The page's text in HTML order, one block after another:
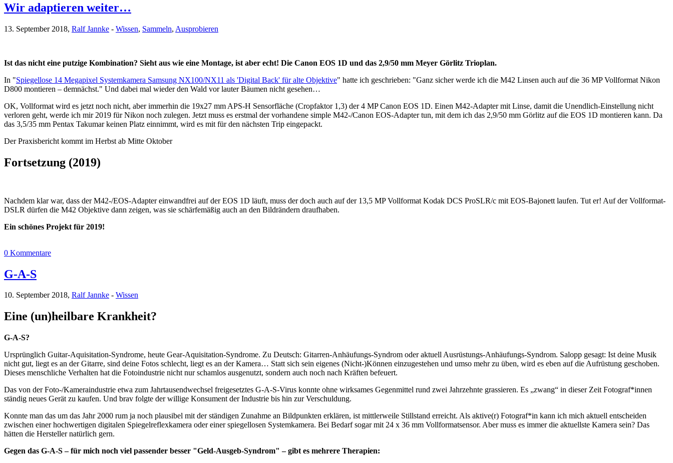
Wir adaptieren weiter…
13. September 2018, Ralf Jannke - Wissen, Sammeln, Ausprobieren
Ist das nicht eine putzige Kombination? Sieht aus wie eine Montage, ist aber echt! Die Canon EOS 1D und das 2,9/50 mm Meyer Görlitz Trioplan.
In "Spiegellose 14 Megapixel Systemkamera Samsung NX100/NX11 als 'Digital Back' für alte Objektive" hatte ich geschrieben: "Ganz sicher werde ich die M42 Linsen auch auf die 36 MP Vollformat Nikon
D800 montieren – demnächst." Und dabei mal wieder den Wald vor lauter Bäumen nicht gesehen…
OK, Vollformat wird es jetzt noch nicht, aber immerhin die 19x27 mm APS-H Sensorfläche (Cropfaktor 1,3) der 4 MP Canon EOS 1D. Einen M42-Adapter mit Linse, damit die Unendlich-Einstellung nicht
verloren geht, werde ich mir 2019 für Nikon noch zulegen. Jetzt muss es erstmal der vorhandene simple M42-/Canon EOS-Adapter tun, mit dem ich das 2,9/50 mm Görlitz auf die EOS 1D montieren kann. Da
das 3,5/35 mm Pentax Takumar keinen Platz einnimmt, wird es mit für den nächsten Trip eingepackt.
Der Praxisbericht kommt im Herbst ab Mitte Oktober
Fortsetzung (2019)
Nachdem klar war, dass der M42-/EOS-Adapter einwandfrei auf der EOS 1D läuft, muss der doch auch auf der 13,5 MP Vollformat Kodak DCS ProSLR/c mit EOS-Bajonett laufen. Tut er! Auf der Vollformat-
DSLR dürfen die M42 Objektive dann zeigen, was sie schärfemäßig auch an den Bildrändern draufhaben.
Ein schönes Projekt für 2019!
0 Kommentare
G-A-S
10. September 2018, Ralf Jannke - Wissen
Eine (un)heilbare Krankheit?
G-A-S?
Ursprünglich Guitar-Aquisitation-Syndrome, heute Gear-Aquisitation-Syndrome. Zu Deutsch: Gitarren-Anhäufungs-Syndrom oder aktuell Ausrüstungs-Anhäufungs-Syndrom. Salopp gesagt: Ist deine Musik
nicht gut, liegt es an der Gitarre, sind deine Fotos schlecht, liegt es an der Kamera… Statt sich sein eigenes (Nicht-)Können einzugestehen und umso mehr zu üben, wird es eben auf die Aufrüstung geschoben.
Dieses menschliche Verhalten hat die Fotoindustrie nicht nur schamlos ausgenutzt, sondern auch noch nach Kräften befeuert.
Das von der Foto-/Kameraindustrie etwa zum Jahrtausendwechsel freigesetztes G-A-S-Virus konnte ohne wirksames Gegenmittel rund zwei Jahrzehnte grassieren. Es „zwang“ in dieser Zeit Fotograf*innen
ständig neues Gerät zu kaufen. Und brav folgte der willige Konsument der Industrie bis hin zur Verschuldung.
Konnte man das um das Jahr 2000 rum ja noch plausibel mit der ständigen Zunahme an Bildpunkten erklären, ist mittlerweile Stillstand erreicht. Als aktive(r) Fotograf*in kann ich mich aktuell entscheiden
zwischen einer hochwertigen digitalen Spiegelreflexkamera oder einer spiegellosen Systemkamera. Bei Bedarf sogar mit 24 x 36 mm Vollformatsensor. Aber muss es immer die aktuellste Kamera sein? Das
hätten die Hersteller natürlich gern.
Gegen das G-A-S – für mich noch viel passender besser "Geld-Ausgeb-Syndrom" – gibt es mehrere Therapien: